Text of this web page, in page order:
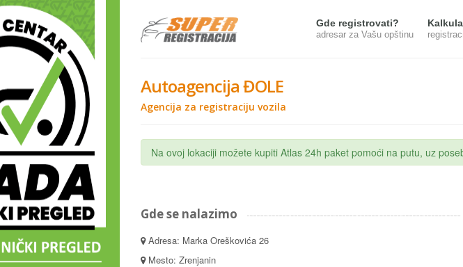
Gde registrovati?
adresar za Vašu opštinu
Autoagencija ĐOLE
Agencija za registraciju vozila
Na ovoj lokaciji možete kupiti Atlas 24h paket pomoći na putu, uz
Gde se nalazimo
Adresa: Marka Oreškovića 26
Mesto: Zrenjanin